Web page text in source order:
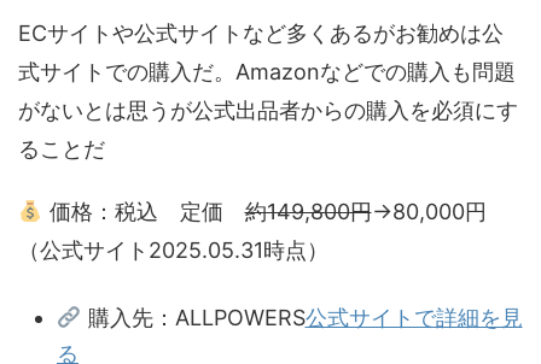
ECサイトや公式サイトなど多くあるがお勧めは公
式サイトでの購入だ。Amazonなどでの購入も問題
がないとは思うが公式出品者からの購入を必須にす
ることだ
価格：税込 定価約149,800円→80,000円
（公式サイト2025.05.31時点）
購入先：ALLPOWERS公式サイトで詳細を見
る